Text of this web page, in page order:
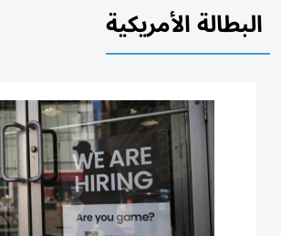
البطالة الأمريكية